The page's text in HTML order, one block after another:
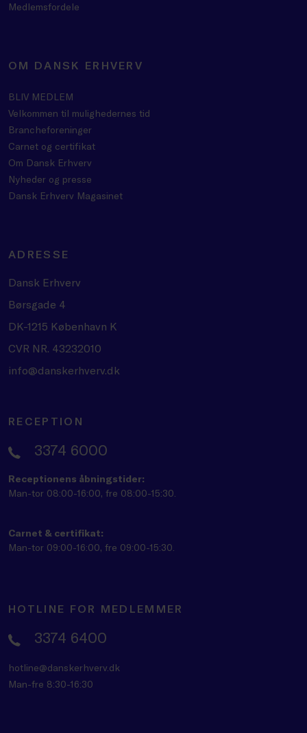
Medlemsfordele
OM DANSK ERHVERV
BLIV MEDLEM
Velkommen til mulighedernes tid
Brancheforeninger
Carnet og certifikat
Om Dansk Erhverv
Nyheder og presse
Dansk Erhverv Magasinet
ADRESSE
Dansk Erhverv
Børsgade 4
DK-1215 København K
CVR NR. 43232010
info@danskerhverv.dk
RECEPTION
3374 6000
Receptionens åbningstider:
Man-tor 08:00-16:00, fre 08:00-15:30.
Carnet & certifikat:
Man-tor 09:00-16:00, fre 09:00-15:30.
HOTLINE FOR MEDLEMMER
3374 6400
hotline@danskerhverv.dk
Man-fre 8:30-16:30